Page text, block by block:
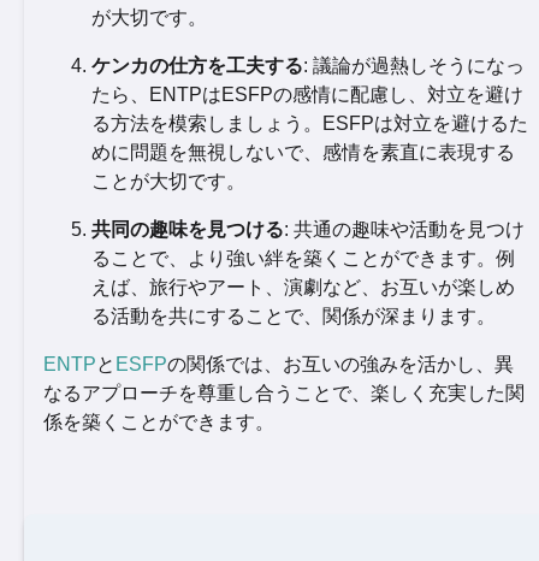
が大切です。
ケンカの仕方を工夫する: 議論が過熱しそうになっ
たら、ENTPはESFPの感情に配慮し、対立を避け
る方法を模索しましょう。ESFPは対立を避けるた
めに問題を無視しないで、感情を素直に表現する
ことが大切です。
共同の趣味を見つける: 共通の趣味や活動を見つけ
ることで、より強い絆を築くことができます。例
えば、旅行やアート、演劇など、お互いが楽しめ
る活動を共にすることで、関係が深まります。
ENTPと ESFPの関係では、お互いの強みを活かし、異
なるアプローチを尊重し合うことで、楽しく充実した関
係を築くことができます。